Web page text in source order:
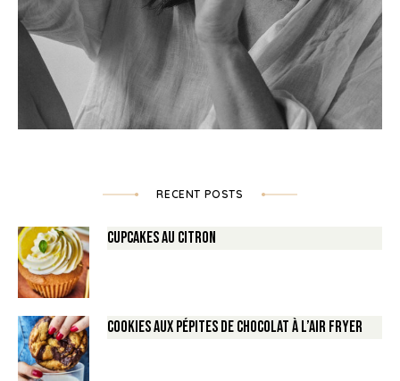
RECENT POSTS
Cupcakes au Citron
Cookies aux pépites de Chocolat à l’air fryer